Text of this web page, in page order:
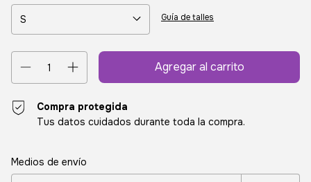
Guía de talles
Compra protegida
Tus datos cuidados durante toda la compra.
Entregas para el CP:
Medios de envío